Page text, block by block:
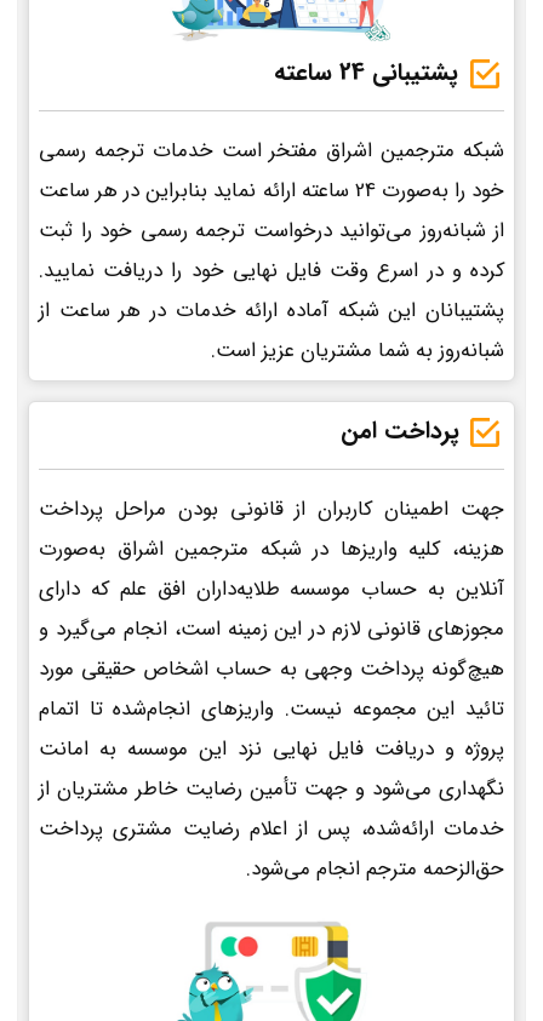
پشتیبانی 24 ساعته
شبکه مترجمین اشراق مفتخر است خدمات ترجمه رسمی
خود را به‌صورت 24 ساعته ارائه نماید بنابراین در هر ساعت
از شبانه‌روز می‌توانید درخواست ترجمه رسمی خود را ثبت
کرده و در اسرع وقت فایل نهایی خود را دریافت نمایید.
پشتیبانان این شبکه آماده ارائه خدمات در هر ساعت از
شبانه‌روز به شما مشتریان عزیز است.
پرداخت امن
جهت اطمینان کاربران از قانونی بودن مراحل پرداخت
هزینه، کلیه واریزها در شبکه مترجمین اشراق به‌صورت
آنلاین به حساب موسسه طلایه‌داران افق علم که دارای
مجوزهای قانونی لازم در این زمینه است، انجام می‌گیرد و
هیچ‌گونه پرداخت وجهی به حساب اشخاص حقیقی مورد
تائید این مجموعه نیست. واریزهای انجام‌شده تا اتمام
پروژه و دریافت فایل نهایی نزد این موسسه به امانت
نگهداری می‌شود و جهت تأمین رضایت خاطر مشتریان از
خدمات ارائه‌شده، پس از اعلام رضایت مشتری پرداخت
حق‌الزحمه مترجم انجام می‌شود.